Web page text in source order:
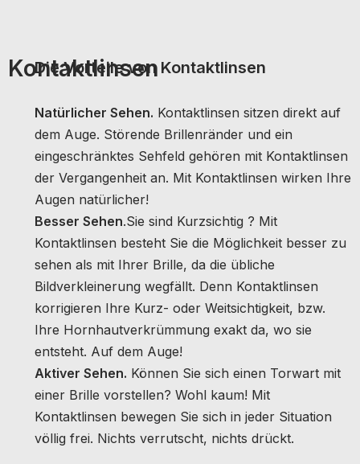
Kontaktlinsen
Die Vorteile von Kontaktlinsen
Natürlicher Sehen. Kontaktlinsen sitzen direkt auf
dem Auge. Störende Brillenränder und ein
eingeschränktes Sehfeld gehören mit Kontaktlinsen
der Vergangenheit an. Mit Kontaktlinsen wirken Ihre
Augen natürlicher!
Besser Sehen.Sie sind Kurzsichtig ? Mit
Kontaktlinsen besteht Sie die Möglichkeit besser zu
sehen als mit Ihrer Brille, da die übliche
Bildverkleinerung wegfällt. Denn Kontaktlinsen
korrigieren Ihre Kurz- oder Weitsichtigkeit, bzw.
Ihre Hornhautverkrümmung exakt da, wo sie
entsteht. Auf dem Auge!
Aktiver Sehen. Können Sie sich einen Torwart mit
einer Brille vorstellen? Wohl kaum! Mit
Kontaktlinsen bewegen Sie sich in jeder Situation
völlig frei. Nichts verrutscht, nichts drückt.